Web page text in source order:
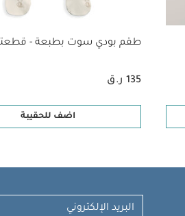
طقم بودي سوت بطبعة -
135 ر.ق
اضف للحقيبة